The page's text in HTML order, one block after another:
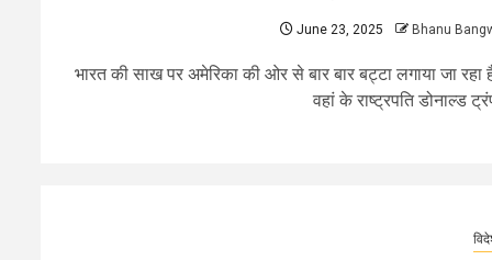
June 23, 2025 Bhanu
भारत की साख पर अमेरिका की ओर से बार बार बट्टा लगाया जा रहा
वहां के राष्ट्रपति डोनाल्ड